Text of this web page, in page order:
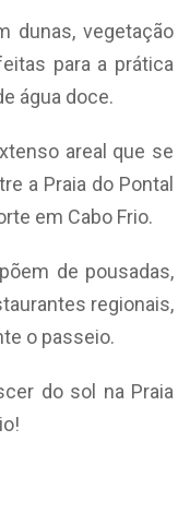
dunas, vegetação
para a prática
água doce.
areal que se
a Praia do Pontal
em Cabo Frio.
de pousadas,
regionais,
o passeio.
do sol na Praia